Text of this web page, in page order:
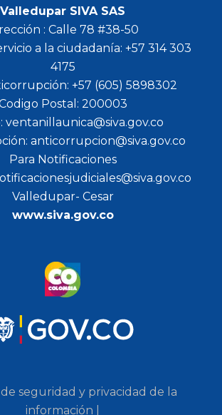
Valledupar SIVA SAS
: Calle 78 #38-50
a la ciudadanía: +57 314 303
4175
+57 (605) 5898302
Postal: 200003
ventanillaunica@siva.gov.co
anticorrupcion@siva.gov.co
Para Notificaciones
Valledupar- Cesar
www.siva.gov.co
de seguridad y privacidad de la
información |